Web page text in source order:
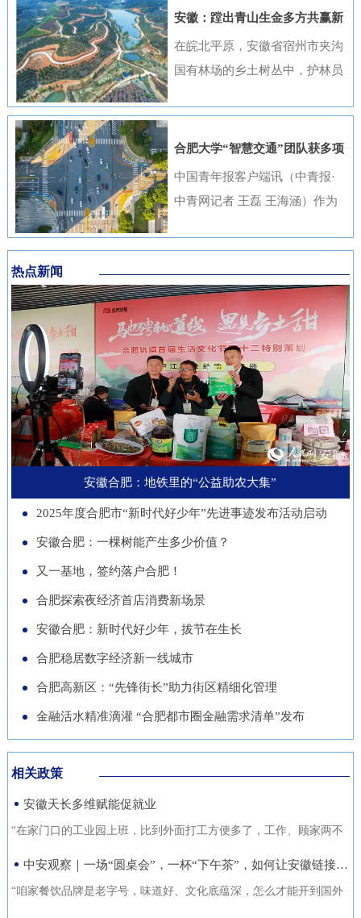
应、热情参与。95名员工利用业
余时间潜心创作，共提交89件作
品。经过严格遴选，41件优秀作
《廉心清颂》《缝隙》等获奖作
品构思精巧、寓意深刻，将廉洁
内涵与传统文化元素相融合，充
面的扎实成效。近年来，邮储银
行安徽省分行始终将清廉金融文
化建设摆在重要位置，通过常态
化教育、制度完善与持续宣传，
推动廉洁理念内化于心、外化于
行。在开展正面宣传教育的同
时，该行也注重警示教育，特别
是面向党员领导干部开展“以案
示警、以案为戒、以案促改”专
题教育，着力构建“不敢腐、不
能腐、不想腐”的长效机制，引
态。
创新成果与厚重文化底蕴再度亮
参会工作，已于9月20日在合肥
进博会外企（安徽）供需对接暨
投资交流活动”，会上，130余家
安徽本土知名企业与21家进博会
系。在本届进博会上，来自安徽
的科技企业带来多件实物展品在
中国馆展出，此外，淮南、池州
等地市的老字号、非遗项目也展
示安徽丰富的文化底蕴。进博八
年，安徽从一个“采购者”，努力
成为“战略合作者”，合作模式也
从单纯的“买产品”向“引技术、
促升级”深化。今年安徽交易团
负责组织新兴产业相关单位参会
招商。这一切都服务于一个更精
准的目标：通过进博会，赋能安
徽正在全力发展的重点产业，努
力推动展商变投资商。科技与开
最快汽车仰望U9、在2025机器
人足球世界杯上夺冠的人形机器
人、可
安徽：蹚出青山生金多方共赢新
路径
在皖北平原，安徽省宿州市夹沟
国有林场的乡土树丛中，护林员
南山区，歙县桂林国有林场的林
下基地里，农户忙着采收黄栀
林，从各自为战到联农共富，安
色变革，在守护江淮生态屏障的
同时，蹚出了一条生态效益、经
济效益、社会效益共赢的新路
径。作为全国林业大省，安徽现
有国有林场100个，经营总面积
超400万亩。近年来，安徽深入
贯彻落实习近平生态文明思想，
以国有林场改革为契机，通过创
新经营模式、拓展产业维度、深
化联农机制，让昔日“只守青山
的“助推器”、绿色经济的“新引
擎”。 扩绿兴绿护绿 筑牢美丽安
徽生态屏障清晨五点，潜山市驼
岭国有林场东风管护点，今年57
1988年参加工作起，这条巡山路
合肥大学“智慧交通”团队获多项
重要进展
中国青年报客户端讯（中青报·
中青网记者 王磊 王海涵）作为
局城市，合肥正在着力打造低空
经济“前沿阵地”。合肥大学“智
慧交通”团队正在基础理论、关
键核心技术、人才队伍、产业发
展等方面全面发力，着力支撑合
肥打造综合交通枢纽科技力量。
近年来，合肥大学智能建造与交
通学院积极布局低空交通发展新
赛道，打造安徽省智慧交通大数
据分析与应用工程实验室等学科
交叉创新平台，联合头部企业开
展低空物流、城市应急等多应用
场景技术攻关。2025年，团
队“基于无人机空天信息的高速
路施工全过程的可视化、智能化
监管需求，通过无人机与 AI 算
法结合，实现高速公路施工安全
隐患实时识别与动态预警，构建
交通领航人才实训基地建设，将
热点新闻
安徽合肥：地铁里的“公益助农大集”
2025年度合肥市“新时代好少年”先进事迹发布活动启动
安徽合肥：一棵树能产生多少价值？
又一基地，签约落户合肥！
合肥探索夜经济首店消费新场景
安徽合肥：新时代好少年，拔节在生长
合肥稳居数字经济新一线城市
合肥高新区：“先锋街长”助力街区精细化管理
金融活水精准滴灌 “合肥都市圈金融需求清单”发布
相关政策
安徽天长多维赋能促就业
“在家门口的工业园上班，比到外面打工方便多了，工作、顾家两不
中安观察｜一场“圆桌会”，一杯“下午茶”，如何让安徽链接世界？
“咱家餐饮品牌是老字号，味道好、文化底蕴深，怎么才能开到国外